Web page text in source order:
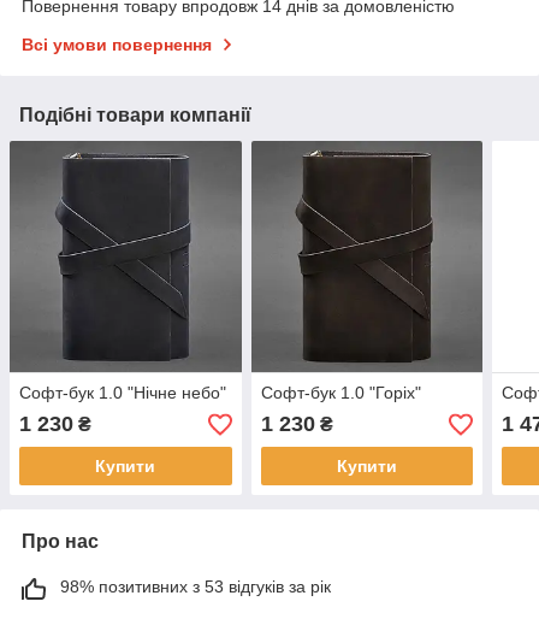
Повернення товару впродовж 14 днів за домовленістю
Всі умови повернення
Подібні товари компанії
Софт-бук 1.0 "Нічне небо"
1 230 ₴
Купити
Софт-бук 1.0 "Горіх"
1 230₴
Купити
1
Про нас
98% позитивних з 53 відгуків за рік